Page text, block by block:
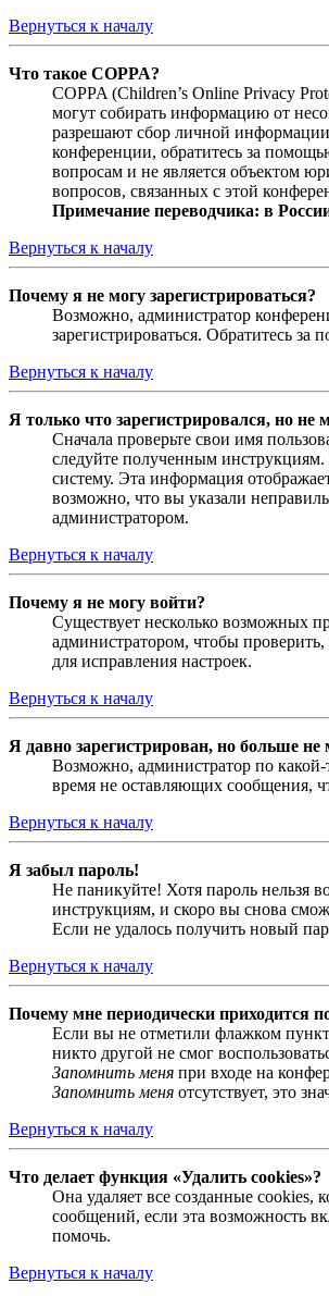
Вернуться к началу
Что такое COPPA?
COPPA (Children’s Online Privacy
могут собирать информацию от
разрешают сбор личной
конференции, обратитесь за
вопросам и не является объектом
вопросов, связанных с этой
Примечание переводчика: в
Вернуться к началу
Почему я не могу зарегистрироваться?
Возможно, администратор
зарегистрироваться. Обратитесь
Вернуться к началу
Я только что зарегистрировался, но не
Сначала проверьте свои имя
следуйте полученным
систему. Эта информация
возможно, что вы указали
администратором.
Вернуться к началу
Почему я не могу войти?
Существует несколько возможных
администратором, чтобы
для исправления настроек.
Вернуться к началу
Я давно зарегистрирован, но больше не
Возможно, администратор по
время не оставляющих сообщения,
Вернуться к началу
Я забыл пароль!
Не паникуйте! Хотя пароль нельзя
инструкциям, и скоро вы снова
Если не удалось получить новый
Вернуться к началу
Почему мне периодически приходится
Если вы не отметили флажком пункт
никто другой не смог
Запомнить меня при входе на
Запомнить меня отсутствует, это
Вернуться к началу
Что делает функция «Удалить cookies»?
Она удаляет все созданные
сообщений, если эта возможность
помочь.
Вернуться к началу